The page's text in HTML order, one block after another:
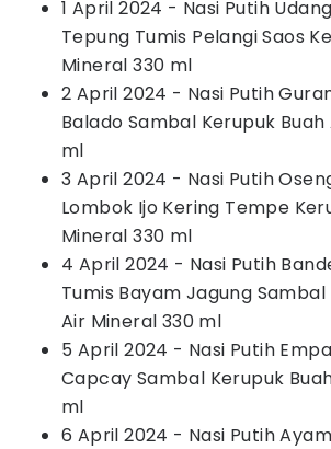
1 April 2024 - Nasi Putih
Tepung Tumis Pelangi Saos
Mineral 330 ml
2 April 2024 - Nasi Putih
Balado Sambal Kerupuk
ml
3 April 2024 - Nasi Putih
Lombok Ijo Kering Tempe
Mineral 330 ml
4 April 2024 - Nasi Putih
Tumis Bayam Jagung
Air Mineral 330 ml
5 April 2024 - Nasi Putih
Capcay Sambal Kerupuk
ml
6 April 2024 - Nasi Putih